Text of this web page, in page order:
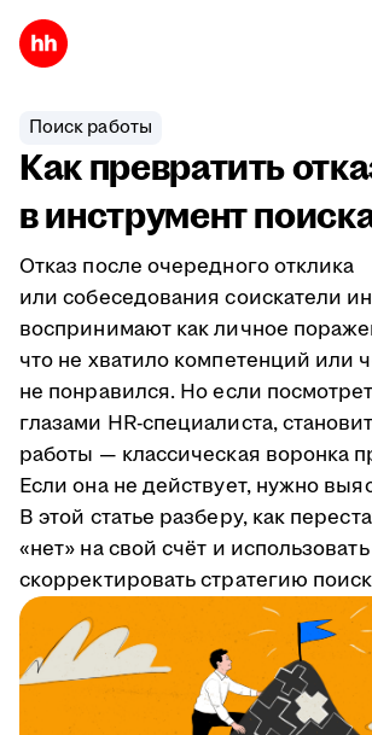
Поиск работы
Как превратить
в инструмент
Отказ после очередного отклика
или собеседования соискатели
воспринимают как личное
что не хватило компетенций или
не понравился. Но если
глазами HR-специалиста,
работы — классическая воронка
Если она не действует, нужно
В этой статье разберу, как
«нет» на свой счёт и
скорректировать стратегию